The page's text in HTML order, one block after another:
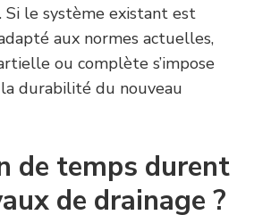
Si le système existant est
aux normes actuelles,
ou complète s’impose
durabilité du nouveau
de temps durent
de drainage ?